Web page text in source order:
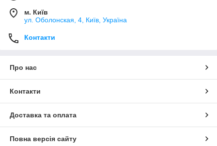
м. Київ
ул. Оболонская, 4, Київ, Україна
Контакти
Про нас
Контакти
Доставка та оплата
Повна версія сайту